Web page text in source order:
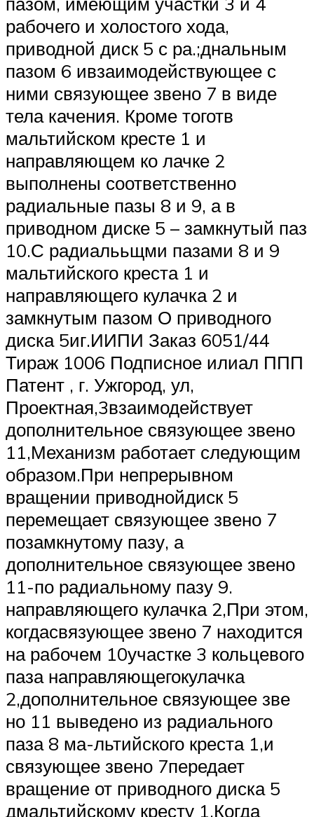
рабочего и холостого хода,
приводной диск 5 с ра.;днальным
пазом 6 ивзаимодействующее с
ними связующее звено 7 в виде
тела качения. Кроме тоготв
мальтийском кресте 1 и
направляющем ко лачке 2
выполнены соответственно
радиальные пазы 8 и 9, а в
приводном диске 5 – замкнутый паз
10.С радиалььщми пазами 8 и 9
мальтийского креста 1 и
направляющего кулачка 2 и
замкнутым пазом О приводного
диска 5иг.ИИПИ Заказ 6051/44
Тираж 1006 Подписное илиал ППП
Патент , г. Ужгород, ул,
Проектная,3взаимодействует
дополнительное связующее звено
11,Механизм работает следующим
образом.При непрерывном
вращении приводнойдиск 5
перемещает связующее звено 7
позамкнутому пазу, а
дополнительное связующее звено
11-по радиальному пазу 9.
направляющего кулачка 2,При этом,
когдасвязующее звено 7 находится
на рабочем 10участке 3 кольцевого
паза направляющегокулачка
2,дополнительное связующее зве
но 11 выведено из радиального
паза 8 ма-льтийского креста 1,и
связующее звено 7передает
вращение от приводного диска 5
дмальтийскому кресту 1.Когда